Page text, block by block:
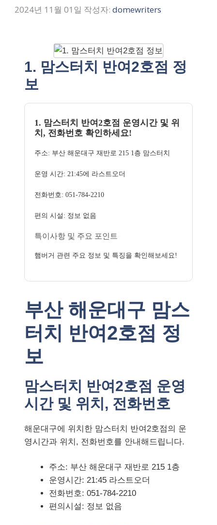
2024년 11월 01일 작성자: domewriters
1. 맘스터치 반여2호점 정
보
1. 맘스터치 반여2호점 운영시간 및 위
치, 전화번호 확인하세요!
주소: 부산 해운대구 재반로 215 1층 맘스터치
운영 시간: 21:45에 라스트오더
전화번호: 051-784-2210
편의 시설: 정보 없음
특이사항 및 주요 포인트
햄버거 관련 주요 정보 및 특징을 확인해보세요!
부산 해운대구 맘스
터치 반여2호점 정
보
맘스터치 반여2호점 운영
시간 및 위치, 전화번호
해운대구에 위치한 맘스터치 반여2호점의 운
영시간과 위치, 전화번호를 안내해드립니다.
주소: 부산 해운대구 재반로 215 1층
운영시간: 21:45 라스트오더
전화번호: 051-784-2210
편의시설: 정보 없음